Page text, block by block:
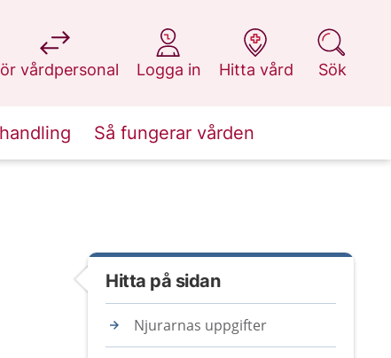
vårdpersonal
på 1177.se
Logga in
på 1177.se
Hitta vård
på 1177.se
Sök
på 1177.se
Så fungerar vården
Hitta på sidan
Njurarnas uppgifter